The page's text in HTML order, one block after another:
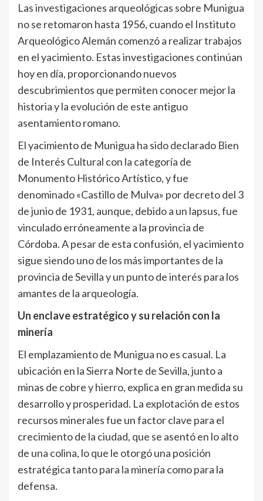
Las investigaciones arqueológicas sobre Munigua
no se retomaron hasta 1956, cuando el Instituto
Arqueológico Alemán comenzó a realizar trabajos
en el yacimiento. Estas investigaciones continúan
hoy en día, proporcionando nuevos
descubrimientos que permiten conocer mejor la
historia y la evolución de este antiguo
asentamiento romano.
El yacimiento de Munigua ha sido declarado Bien
de Interés Cultural con la categoría de
Monumento Histórico Artístico, y fue
denominado «Castillo de Mulva» por decreto del 3
de junio de 1931, aunque, debido a un lapsus, fue
vinculado erróneamente a la provincia de
Córdoba. A pesar de esta confusión, el yacimiento
sigue siendo uno de los más importantes de la
provincia de Sevilla y un punto de interés para los
amantes de la arqueología.
Un enclave estratégico y su relación con la
minería
El emplazamiento de Munigua no es casual. La
ubicación en la Sierra Norte de Sevilla, junto a
minas de cobre y hierro, explica en gran medida su
desarrollo y prosperidad. La explotación de estos
recursos minerales fue un factor clave para el
crecimiento de la ciudad, que se asentó en lo alto
de una colina, lo que le otorgó una posición
estratégica tanto para la minería como para la
defensa.